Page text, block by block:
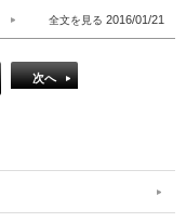
2016/01/21
次へ